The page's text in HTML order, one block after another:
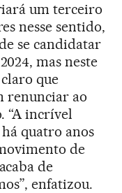
um terceiro
nesse sentido,
se candidatar
mas neste
que
renunciar ao
“A incrível
quatro anos
de
de
enfatizou.